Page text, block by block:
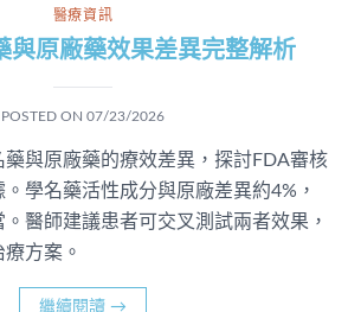
醫療資訊
與原廠藥效果差異完整解析
POSTED ON 07/23/2026
與原廠藥的療效差異，探討FDA審核
學名藥活性成分與原廠差異約4%，
醫師建議患者可交叉測試兩者效果，
方案。
繼續閱讀 →